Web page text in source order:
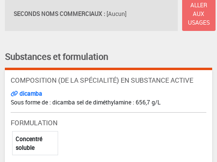
SECONDS NOMS COMMERCIAUX : [Aucun]
ALLER
AUX
USAGES
Substances et formulation
COMPOSITION (DE LA SPÉCIALITÉ) EN SUBSTANCE ACTIVE
dicamba
Sous forme de : dicamba sel de diméthylamine : 656,7 g/L
FORMULATION
Concentré
soluble